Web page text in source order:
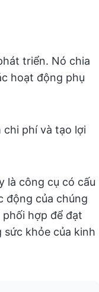
triển. Nó chia
hoạt động phụ
phí và tạo lợi
là công cụ có cấu
động của chúng
hợp để đạt
khỏe của kinh